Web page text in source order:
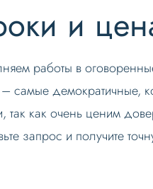
и
работы в
самые демократичные,
так как очень ценим
запрос и получите